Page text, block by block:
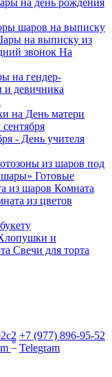
шаров на выписку
на выписку из
На
на гендер-
на День матери
- День учителя
из шаров под
Готовые
Комната
из цветов
и
Свечи для торта
+7 (977) 896-95-52
* Telegram